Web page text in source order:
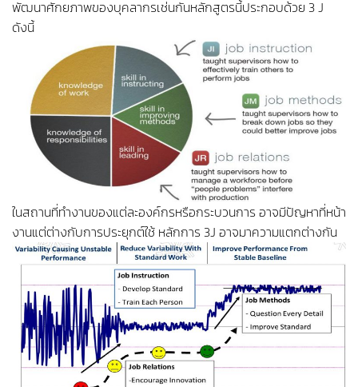
พัฒนาศักยภาพของบุคลากรเช่นกันหลักสูตรนี้ประกอบด้วย 3 J
ดังนี้
ในสถานที่ทำงานของแต่ละองค์กรหรือกระบวนการ อาจมีปัญหาที่หน้า
งานแต่ต่างกับการประยุกต์ใช้ หลักการ 3J อาจมาความแตกต่างกัน